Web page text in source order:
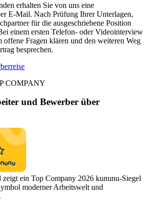
erhalten Sie von uns eine
E-Mail. Nach Prüfung Ihrer Unterlagen,
für die ausgeschriebene Position
einem ersten Telefon- oder Videointerview
offene Fragen klären und den weiteren Weg
besprechen.
COMPANY
und Bewerber über